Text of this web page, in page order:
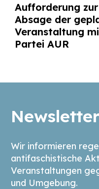
Aufforderung zur
Absage der
Veranstaltung
Partei AUR
Newsletter
Wir informieren
antifaschistische
Veranstaltungen
und Umgebung.